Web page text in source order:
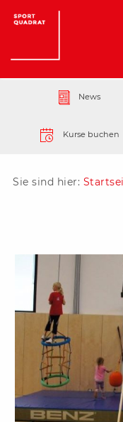
News
Kurse buchen
Sie sind hier: